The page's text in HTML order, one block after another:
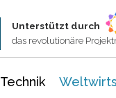
Unterstützt durch
das revolutionäre
Technik